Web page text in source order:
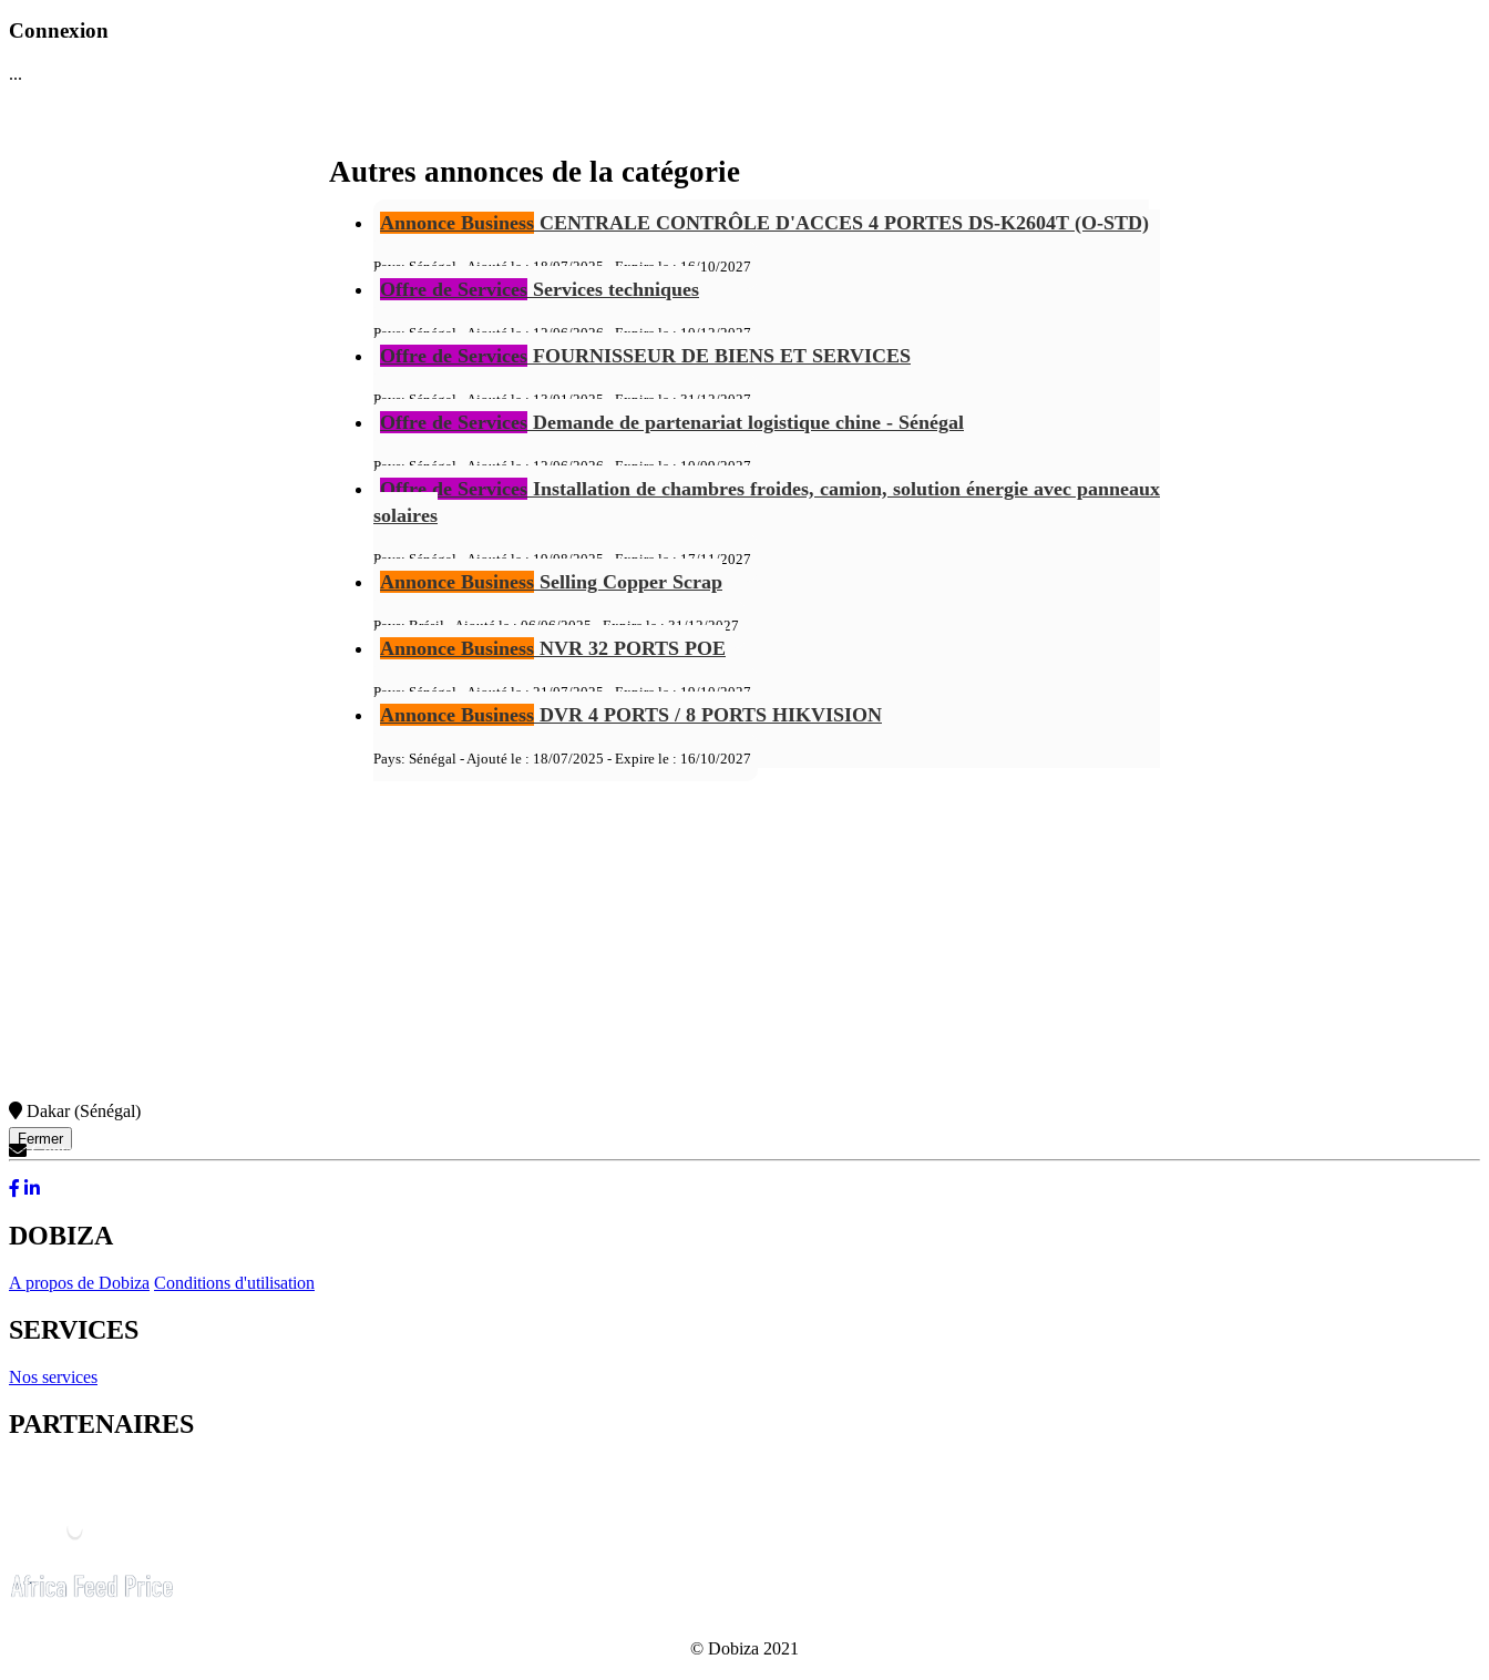
Connexion
...
Autres annonces de la catégorie
Annonce Business CENTRALE CONTRÔLE D'ACCES 4 PORTES DS-K2604T (O-STD)
Pays: Sénégal - Ajouté le : 18/07/2025 - Expire le : 16/10/2027
Offre de Services Services techniques
Pays: Sénégal - Ajouté le : 12/06/2026 - Expire le : 10/12/2027
Offre de Services FOURNISSEUR DE BIENS ET SERVICES
Pays: Sénégal - Ajouté le : 13/01/2025 - Expire le : 31/12/2027
Offre de Services Demande de partenariat logistique chine - Sénégal
Pays: Sénégal - Ajouté le : 12/06/2026 - Expire le : 10/09/2027
Offre de Services Installation de chambres froides, camion, solution énergie avec panneaux
solaires
Pays: Sénégal - Ajouté le : 19/08/2025 - Expire le : 17/11/2027
Annonce Business Selling Copper Scrap
Pays: Brésil - Ajouté le : 06/06/2025 - Expire le : 31/12/2027
Annonce Business NVR 32 PORTS POE
Pays: Sénégal - Ajouté le : 21/07/2025 - Expire le : 19/10/2027
Annonce Business DVR 4 PORTS / 8 PORTS HIKVISION
Pays: Sénégal - Ajouté le : 18/07/2025 - Expire le : 16/10/2027
Fermer
Dakar (Sénégal)
Contactez-Nous
DOBIZA
A propos de Dobiza Conditions d'utilisation
SERVICES
Nos services
PARTENAIRES
© Dobiza 2021